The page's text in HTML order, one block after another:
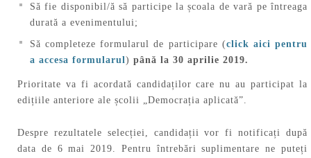
Să fie disponibil/ă să participe la școala de vară pe întreaga
durată a evenimentului;
Să completeze formularul de participare (click aici pentru
a accesa formularul) până la 30 aprilie 2019.
Prioritate va fi acordată candidaților care nu au participat la
edițiile anteriore ale școlii „Democrația aplicată”.
Despre rezultatele selecției, candidații vor fi notificați după
data de 6 mai 2019. Pentru întrebări suplimentare ne puteți